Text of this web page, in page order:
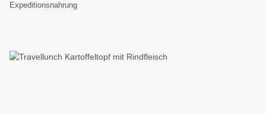
Expeditionsnahrung